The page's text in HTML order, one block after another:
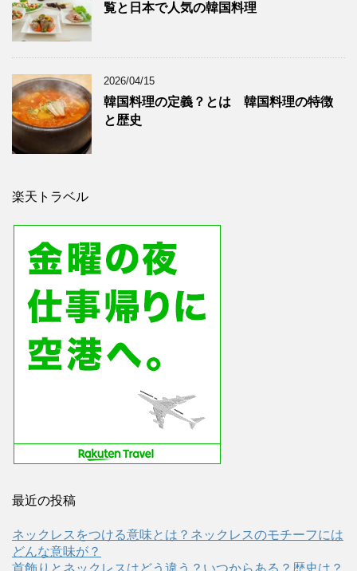
覧と日本で人気の韓国料理
2026/04/15
韓国料理の定義？とは 韓国料理の特徴
と歴史
楽天トラベル
最近の投稿
ネックレスをつける意味とは？ネックレスのモチーフには
どんな意味が？